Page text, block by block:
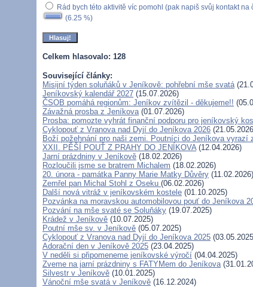
Rád bych této aktivitě víc pomohl (pak napiš svůj kontakt na
(6.25 %)
Celkem hlasovalo: 128
Související články:
Misijní týden soluňáků v Jeníkově: pohřební mše svatá
Jeníkovský kalendář 2027 (15.07.2026)
ČSOB pomáhá regionům: Jeníkov zvítězil - děkujeme!!
Závažná prosba z Jeníkova(01.07.2026)
Prosba: pomozte vyhrát finanční podporu pro jeníkovský
Cyklopouť z Vranova nad Dyjí do Jeníkova 2026
Boží požehnání pro naši zemi. Poutníci do Jeníkova vyrazí
XXII. PĚŠÍ POUŤ Z PRAHY DO JENÍKOVA(12.04.2026)
Jarní prázdniny v Jeníkově (18.02.2026)
Rozloučili jsme se bratrem Michalem (18.02.2026)
20. února - památka Panny Marie Matky Důvěry (11.02.2026)
Zemřel pan Michal Stohl z Oseku (06.02.2026)
Další nová vitráž v jeníkovském kostele (01.10.2025)
Pozvánka na moravskou automobilovou pouť do Jeníkova
Pozvání na mše svaté se Soluňáky (19.07.2025)
Krádež v Jeníkově (10.07.2025)
Poutní mše sv. v Jeníkově (05.07.2025)
Cyklopouť z Vranova nad Dyjí do Jeníkova 2025
Adorační den v Jeníkově 2025 (23.04.2025)
V neděli si připomeneme jeníkovské výročí (04.04.2025)
Zveme na jarní prázdniny s FATYMem do Jeníkova
Silvestr v Jeníkově (10.01.2025)
Vánoční mše svatá v Jeníkově (16.12.2024)